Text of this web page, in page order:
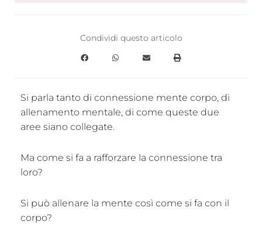
Condividi questo articolo
Si parla tanto di connessione mente corpo, di
allenamento mentale, di come queste due
aree siano collegate.
Ma come si fa a rafforzare la connessione tra
loro?
Si può allenare la mente così come si fa con il
corpo?